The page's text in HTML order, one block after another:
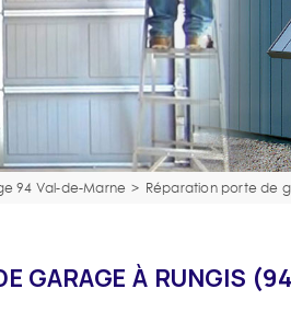
94 Val-de-Marne > Réparation porte de
GARAGE À RUNGIS